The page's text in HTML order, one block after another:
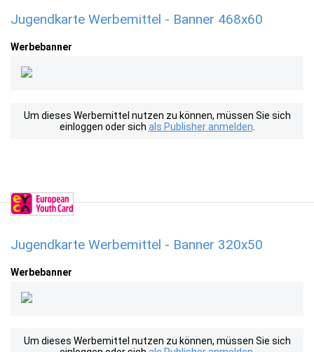
Jugendkarte Werbemittel - Banner 468x60
Werbebanner
Um dieses Werbemittel nutzen zu können, müssen Sie sich
einloggen oder sich als Publisher anmelden
Jugendkarte Werbemittel - Banner 320x50
Werbebanner
Um dieses Werbemittel nutzen zu können, müssen Sie sich